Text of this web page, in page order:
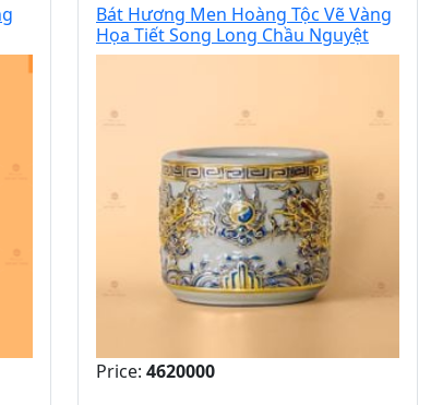
Bát Hương Men Hoàng Tộc Vẽ Vàng
Họa Tiết Song Long Chầu Nguyệt
Price: 4620000